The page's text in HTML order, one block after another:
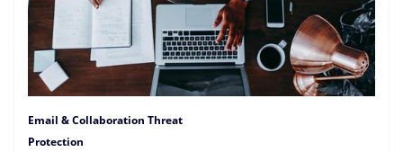
Email & Collaboration Threat
Protection